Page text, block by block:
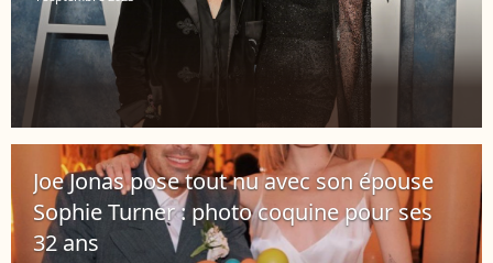
Joe Jonas pose tout nu avec son épouse
Sophie Turner : photo coquine pour ses
32 ans